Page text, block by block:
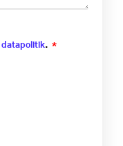
datapolitik.